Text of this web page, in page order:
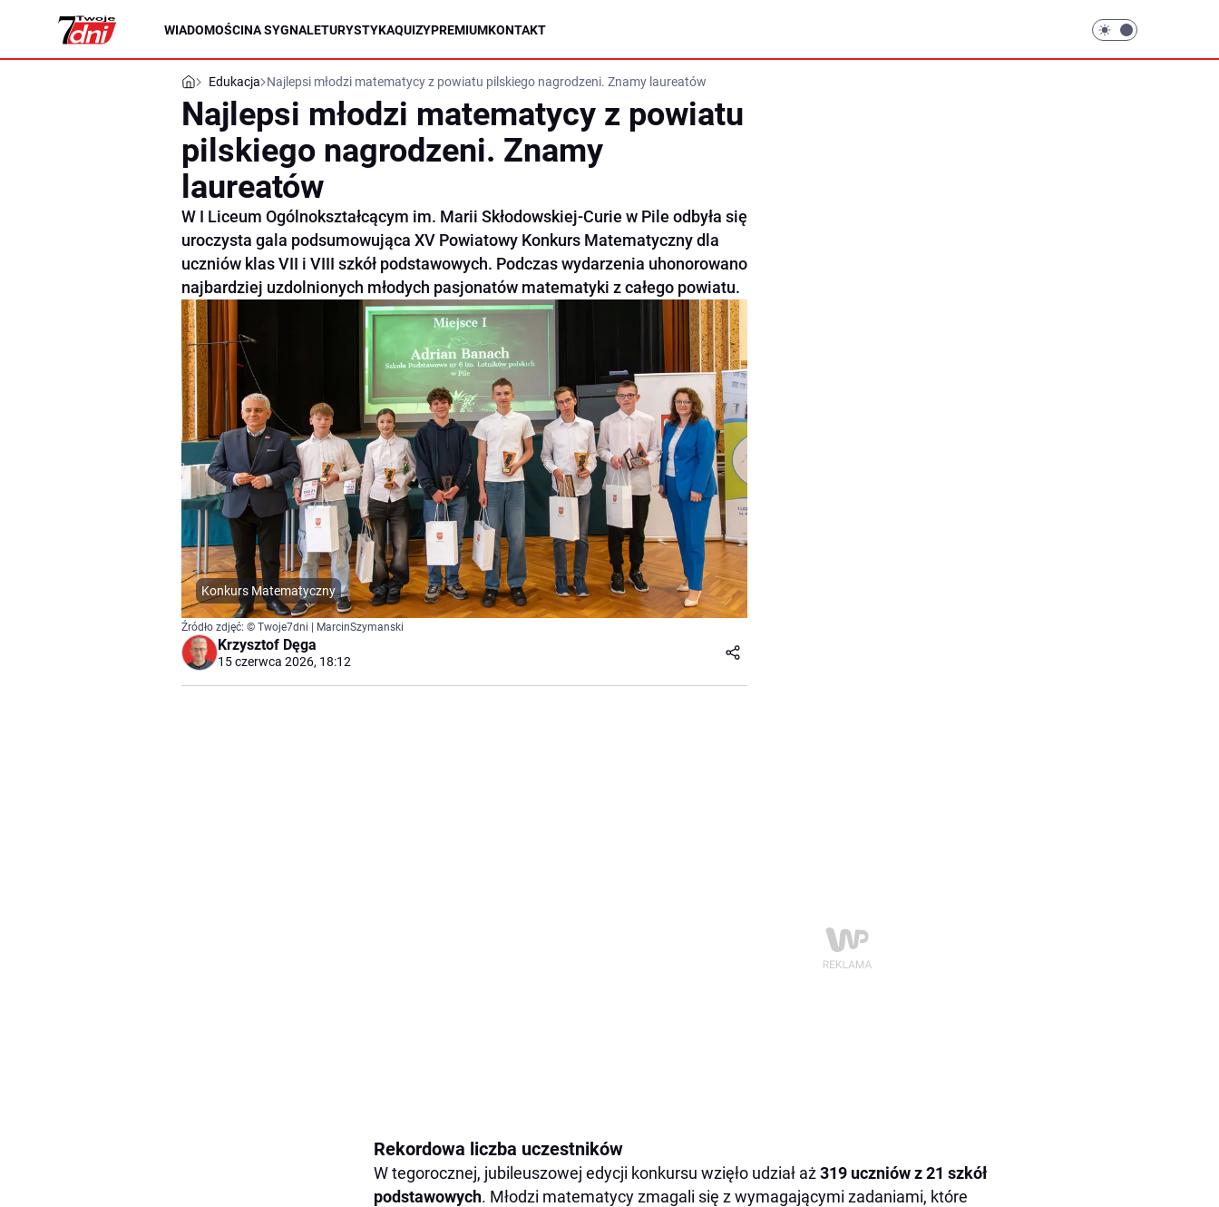
WIADOMOŚCINA SYGNALETURYSTYKAQUIZYPREMIUMKONTAKT
Edukacja Najlepsi młodzi matematycy z powiatu pilskiego nagrodzeni. Znamy laureatów
Najlepsi młodzi matematycy z powiatu
pilskiego nagrodzeni. Znamy
laureatów
W I Liceum Ogólnokształcącym im. Marii Skłodowskiej-Curie w Pile odbyła się
uroczysta gala podsumowująca XV Powiatowy Konkurs Matematyczny dla
uczniów klas VII i VIII szkół podstawowych. Podczas wydarzenia uhonorowano
najbardziej uzdolnionych młodych pasjonatów matematyki z całego powiatu.
Konkurs Matematyczny
Źródło zdjęć: © Twoje7dni | MarcinSzymanski
Krzysztof Dęga
15 czerwca 2026, 18:12
Rekordowa liczba uczestników
W tegorocznej, jubileuszowej edycji konkursu wzięło udział aż319 uczniów z 21 szkół
podstawowych. Młodzi matematycy zmagali się z wymagającymi zadaniami, które